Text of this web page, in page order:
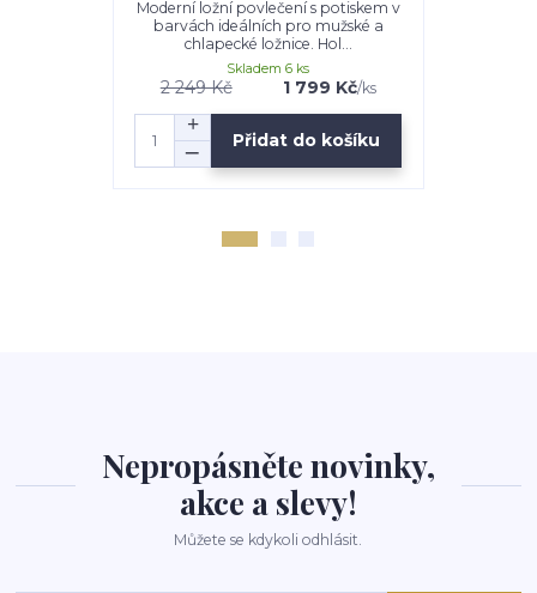
Moderní ložní povlečení s potiskem v
barvách ideálních pro mužské a
chlapecké ložnice. Hol...
2 249 Kč 1 799 Kč/ks
Skladem 6 ks
Přidat do košíku
Nepropásněte novinky,
akce a slevy!
Můžete se kdykoli odhlásit.